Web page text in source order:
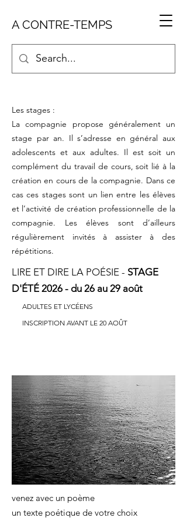
A CONTRE-TEMPS
Les stages :
La compagnie propose généralement un
stage par an. Il s’adresse en général aux
adolescents et aux adultes. Il est soit un
complément du travail de cours, soit lié à la
création en cours de la compagnie. Dans ce
cas ces stages sont un lien entre les élèves
et l’activité de création professionnelle de la
compagnie. Les élèves sont d’ailleurs
régulièrement invités à assister à des
répétitions.
LIRE ET DIRE LA POÉSIE - STAGE
D'ÉTÉ 2026 - du 26 au 29 août
ADULTES ET LYCÉENS
INSCRIPTION AVANT LE 20 AOÛT
venez avec un poème
un texte poétique de votre choix